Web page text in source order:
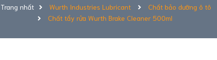
Trang nhất Wurth Industries Lubricant
Chất bảo dưỡng ô tô
Chất tẩy rửa Wurth Brake Cleaner 500ml